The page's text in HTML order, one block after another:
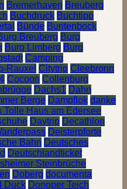
Bremerhaven Breuberg
Buchdruck Buchtipp
Bünde Buntenbock
Breuberg Burg
Burg Limberg Burg
Camping
Rauxel Citytrip Cleebronn
Cocoon Collenburg
Dachs1 Dahn
Berge Dampflok danke
Tolle Haus am Edersee
Daytrip Decathlon
Deisterpforte
Bahn Deutsches
Deutschlandticket
Steinbrüche
Doberg documenta
Duck Donoper Teich